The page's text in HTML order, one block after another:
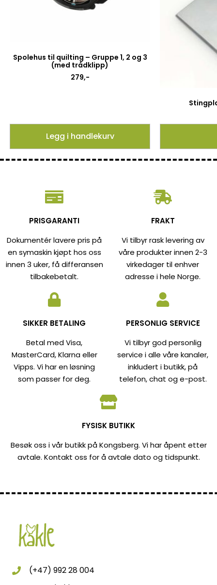
Spolehus til quilting – Gruppe 1, 2 og 3
(med trådklipp)
279,-
Legg i handlekurv
PRISGARANTI
Dokumentér lavere pris på
en symaskin kjøpt hos oss
innen 3 uker, få differansen
tilbakebetalt.
FRAKT
Vi tilbyr rask levering av
våre produkter innen 2-3
virkedager til enhver
adresse i hele Norge.
SIKKER BETALING
Betal med Visa,
MasterCard, Klarna eller
Vipps. Vi har en løsning
som passer for deg.
PERSONLIG SERVICE
Vi tilbyr god personlig
service i alle våre kanaler,
inkludert i butikk, på
telefon, chat og e-post.
FYSISK BUTIKK
Besøk oss i vår butikk på Kongsberg. Vi har åpent etter
avtale. Kontakt oss for å avtale dato og tidspunkt.
(+47) 992 28 004